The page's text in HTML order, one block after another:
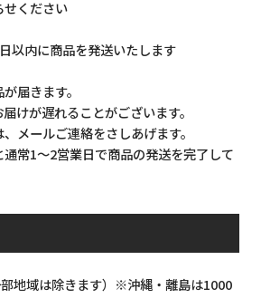
ください
以内に商品を発送いたします
届きます。
けが遅れることがございます。
メールご連絡をさしあげます。
常1～2営業日で商品の発送を完了して
地域は除きます）※沖縄・離島は1000